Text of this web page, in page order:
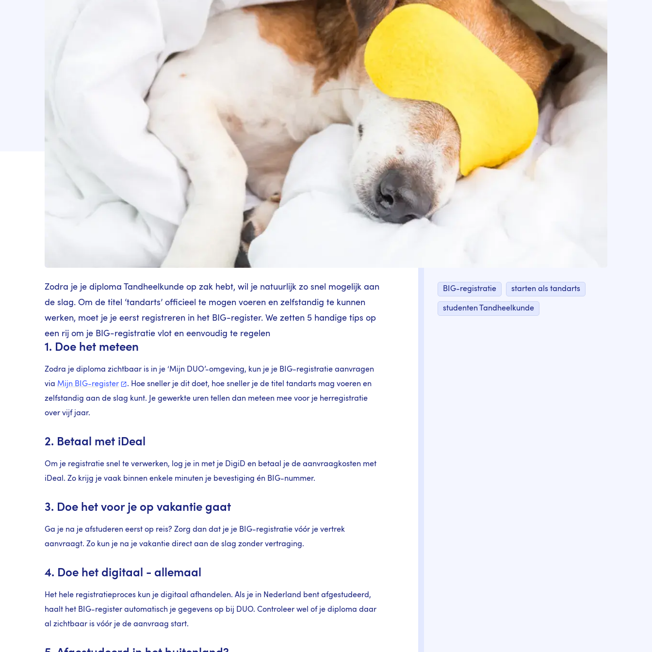
Zodra je je diploma Tandheelkunde op zak hebt, wil je natuurlijk zo snel mogelijk aan
de slag. Om de titel ‘tandarts’ officieel te mogen voeren en zelfstandig te kunnen
werken, moet je je eerst registreren in het BIG-register. We zetten 5 handige tips op
een rij om je BIG-registratie vlot en eenvoudig te regelen
1. Doe het meteen
Zodra je diploma zichtbaar is in je ‘Mijn DUO’-omgeving, kun je je BIG-registratie aanvragen
via Mijn BIG-register
. Hoe sneller je dit doet, hoe sneller je de titel tandarts mag voeren en
zelfstandig aan de slag kunt. Je gewerkte uren tellen dan meteen mee voor je herregistratie
over vijf jaar.
2. Betaal met iDeal
Om je registratie snel te verwerken, log je in met je DigiD en betaal je de aanvraagkosten met
iDeal. Zo krijg je vaak binnen enkele minuten je bevestiging én BIG-nummer.
3. Doe het voor je op vakantie gaat
Ga je na je afstuderen eerst op reis? Zorg dan dat je je BIG-registratie vóór je vertrek
aanvraagt. Zo kun je na je vakantie direct aan de slag zonder vertraging.
4. Doe het digitaal - allemaal
Het hele registratieproces kun je digitaal afhandelen. Als je in Nederland bent afgestudeerd,
haalt het BIG-register automatisch je gegevens op bij DUO. Controleer wel of je diploma daar
al zichtbaar is vóór je de aanvraag start.
BIG-registratie starten als tandarts
studenten Tandheelkunde